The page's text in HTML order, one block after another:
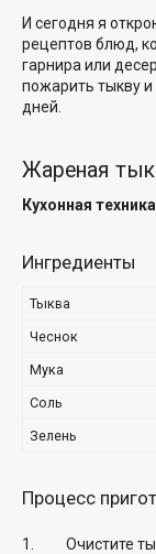
И сегодня я
рецептов блюд,
гарнира или
пожарить тыкву и
дней.
Жареная
Кухонная
Ингредиенты
Тыква
Чеснок
Мука
Соль
Зелень
Процесс
Очистите